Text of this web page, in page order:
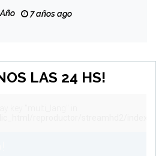
7 años ago
LAS 24 HS!